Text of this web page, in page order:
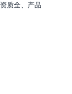
资质全、产品